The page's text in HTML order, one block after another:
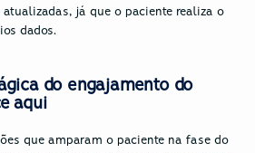
atualizadas, já que o paciente realiza o
dados.
do engajamento do
aqui
que amparam o paciente na fase do